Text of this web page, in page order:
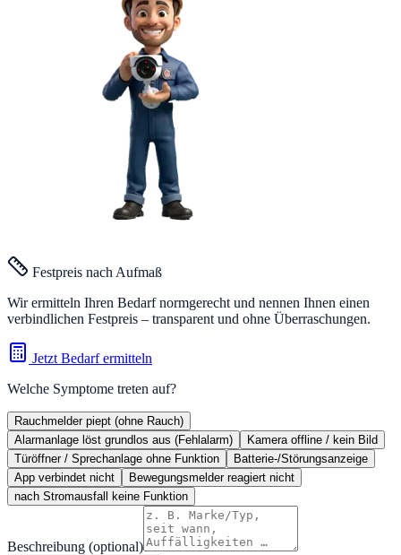
Festpreis nach Aufmaß
Wir ermitteln Ihren Bedarf normgerecht und nennen Ihnen einen
verbindlichen Festpreis – transparent und ohne Überraschungen.
Jetzt Bedarf ermitteln
Welche Symptome treten auf?
Rauchmelder piept (ohne Rauch)
Alarmanlage löst grundlos aus (Fehlalarm)
Kamera offline / kein Bild
Türöffner / Sprechanlage ohne Funktion
Batterie-/Störungsanzeige
App verbindet nicht
Bewegungsmelder reagiert nicht
nach Stromausfall keine Funktion
Beschreibung (optional)